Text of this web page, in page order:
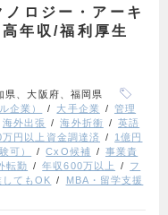
ロジー・アーキ
年収/福利厚生
県、大阪府、福岡県
企業） 大手企業
管理
海外出張 海外折衝
英語
円以上資金調達済
1億円
可） CxO候補
事業責
転勤 年収600万以上
フ
してもOK
MBA・留学支援